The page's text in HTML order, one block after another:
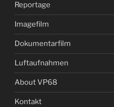
Reportage
Imagefilm
Dokumentarfilm
Luftaufnahmen
About VP68
Kontakt